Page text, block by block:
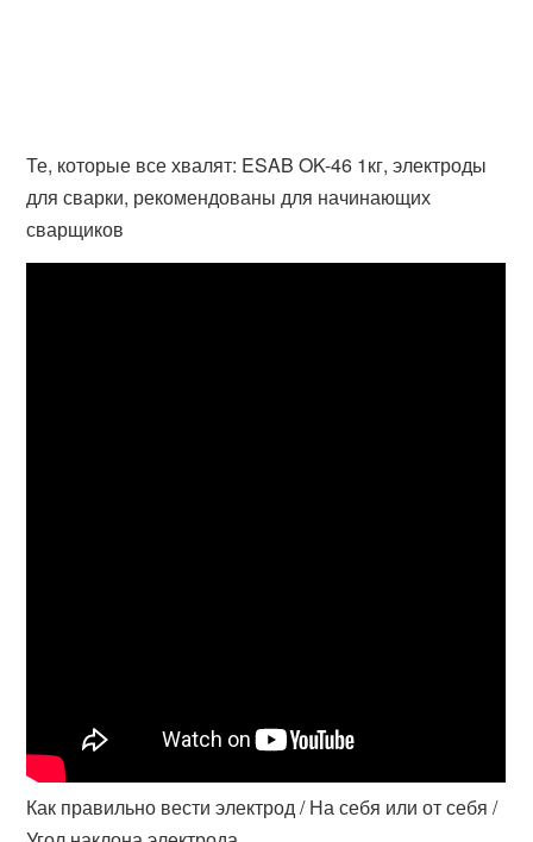
Те, которые все хвалят: ESAB OK-46 1кг, электроды
для сварки, рекомендованы для начинающих
сварщиков
Как правильно вести электрод / На себя или от себя /